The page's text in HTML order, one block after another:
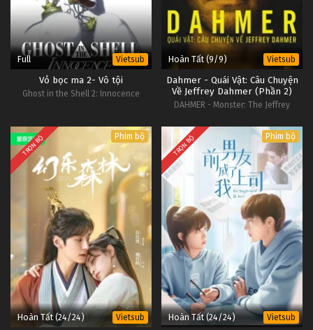
Full Vietsub
Vỏ bọc ma 2- Vô tội
Ghost in the Shell 2: Innocence
Hoàn Tất (9/9) Vietsub
Dahmer - Quái Vật: Câu Chuyện
Về Jeffrey Dahmer (Phần 2)
DAHMER - Monster: The Jeffrey
TRỌN BỘ Phim bộ
Hoàn Tất (24/24) Vietsub
TRỌN BỘ Phim bộ
Hoàn Tất (24/24) Vietsub